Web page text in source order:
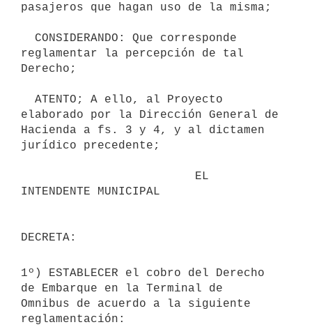
pasajeros que hagan uso de la misma;
reglamentar la percepción de tal
Derecho;
elaborado por la Dirección General de
Hacienda a fs. 3 y 4, y al dictamen
jurídico precedente;
INTENDENTE MUNICIPAL
1º) ESTABLECER el cobro del Derecho
de Embarque en la Terminal de
Omnibus de acuerdo a la siguiente
reglamentación: